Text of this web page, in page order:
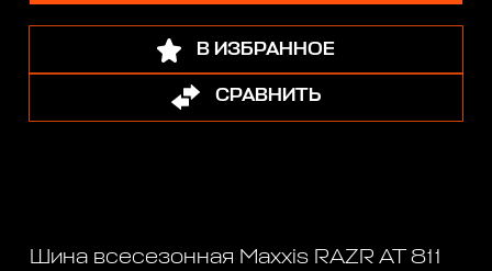
В ИЗБРАННОЕ
СРАВНИТЬ
Шина всесезонная Maxxis RAZR AT 811